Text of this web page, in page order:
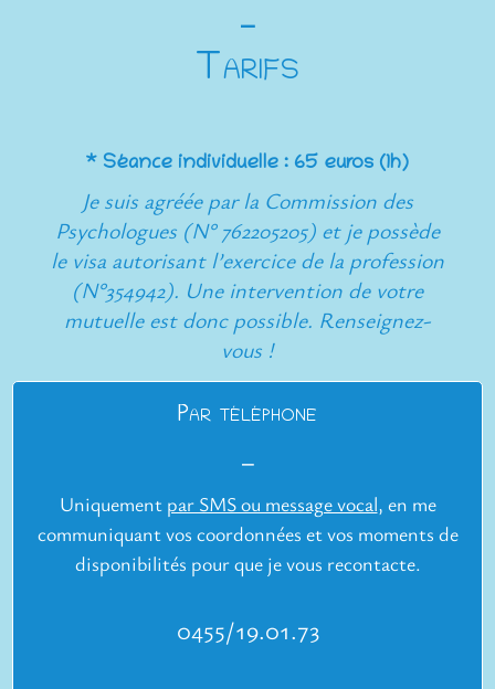
Tarifs
* Séance individuelle : 65 euros (1h)
Je suis agréée par la Commission des
Psychologues (N° 762205205) et je possède
le visa autorisant l’exercice de la profession
(N°354942). Une intervention de votre
mutuelle est donc possible. Renseignez-
vous !
Par téléphone
Uniquement par SMS ou message vocal, en me
communiquant vos coordonnées et vos moments de
disponibilités pour que je vous recontacte.
0455/19.01.73